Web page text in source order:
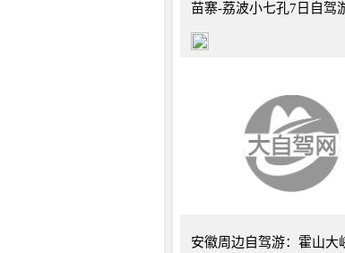
苗寨-荔波小七孔7日自驾
安徽周边自驾游：霍山大